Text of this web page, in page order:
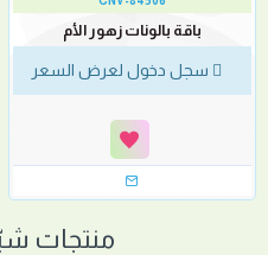
باقة بالونات زهور الأم
سجل دخول لعرض السعر
منتجات